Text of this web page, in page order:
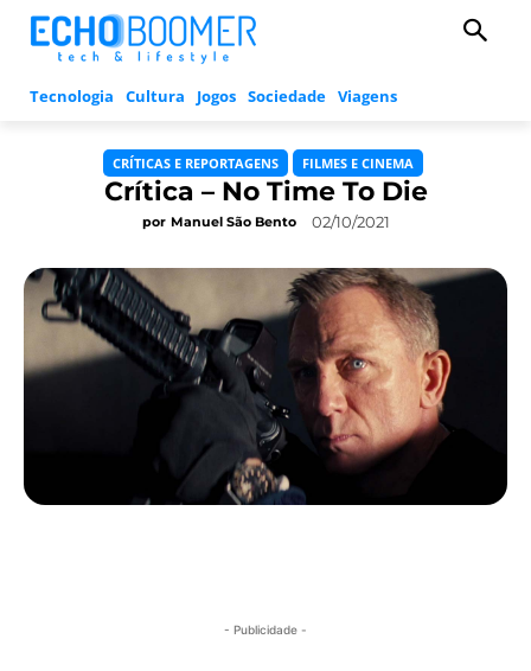
Tecnologia Cultura Jogos Sociedade Viagens
CRÍTICAS E REPORTAGENS FILMES E CINEMA
Crítica – No Time To Die
por Manuel São Bento 02/10/2021
- Publicidade -